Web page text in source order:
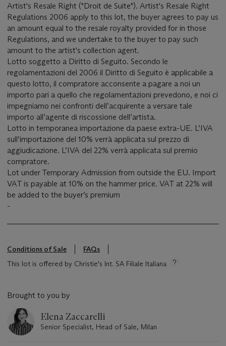
Artist's Resale Right ("Droit de Suite"). Artist's Resale Right
Regulations 2006 apply to this lot, the buyer agrees to pay us
an amount equal to the resale royalty provided for in those
Regulations, and we undertake to the buyer to pay such
amount to the artist's collection agent.
Lotto soggetto a Diritto di Seguito. Secondo le
regolamentazioni del 2006 il Diritto di Seguito è applicabile a
questo lotto, il compratore acconsente a pagare a noi un
importo pari a quello che regolamentazioni prevedono, e noi ci
impegniamo nei confronti dell’acquirente a versare tale
importo all’agente di riscossione dell’artista.
Lotto in temporanea importazione da paese extra-UE. L’IVA
sull’importazione del 10% verrà applicata sul prezzo di
aggiudicazione. L’IVA del 22% verrà applicata sul premio
compratore.
Lot under Temporary Admission from outside the EU. Import
VAT is payable at 10% on the hammer price. VAT at 22% will
be added to the buyer’s premium
-
Conditions of Sale
FAQs
This lot is offered by Christie's Int. SA Filiale Italiana
Brought to you by
Elena Zaccarelli
Senior Specialist, Head of Sale, Milan